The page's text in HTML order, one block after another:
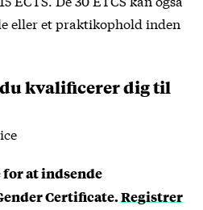
eller et praktikophold inden
kvalificerer dig til
for at indsende
Certificate.Registrer